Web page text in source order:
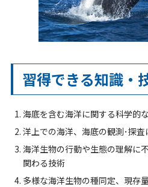
習得できる知識・
海底を含む海洋に関する科学的
洋上での海洋、海底の観測･探
海洋生物の行動や生態の理解に
関わる技術
多様な海洋生物の種同定、現存